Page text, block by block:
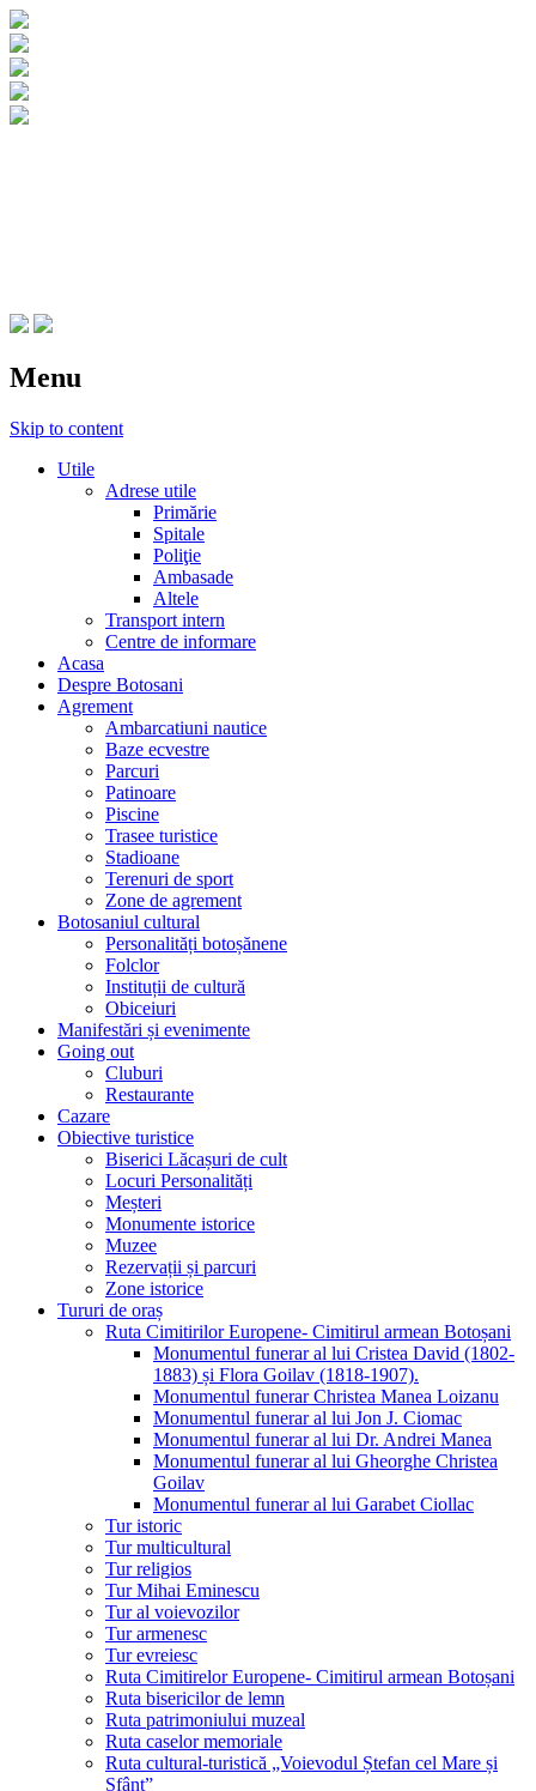
Menu
Skip to content
Utile
Adrese utile
Primărie
Spitale
Poliţie
Ambasade
Altele
Transport intern
Centre de informare
Acasa
Despre Botosani
Agrement
Ambarcatiuni nautice
Baze ecvestre
Parcuri
Patinoare
Piscine
Trasee turistice
Stadioane
Terenuri de sport
Zone de agrement
Botosaniul cultural
Personalități botoșănene
Folclor
Instituții de cultură
Obiceiuri
Manifestări și evenimente
Going out
Cluburi
Restaurante
Cazare
Obiective turistice
Biserici Lăcașuri de cult
Locuri Personalități
Meșteri
Monumente istorice
Muzee
Rezervații și parcuri
Zone istorice
Tururi de oraș
Ruta Cimitirilor Europene- Cimitirul armean Botoșani
Monumentul funerar al lui Cristea David (1802-
1883) și Flora Goilav (1818-1907).
Monumentul funerar Christea Manea Loizanu
Monumentul funerar al lui Jon J. Ciomac
Monumentul funerar al lui Dr. Andrei Manea
Monumentul funerar al lui Gheorghe Christea
Goilav
Monumentul funerar al lui Garabet Ciollac
Tur istoric
Tur multicultural
Tur religios
Tur Mihai Eminescu
Tur al voievozilor
Tur armenesc
Tur evreiesc
Ruta Cimitirelor Europene- Cimitirul armean Botoșani
Ruta bisericilor de lemn
Ruta patrimoniului muzeal
Ruta caselor memoriale
Ruta cultural-turistică „Voievodul Ștefan cel Mare și
Sfânt”